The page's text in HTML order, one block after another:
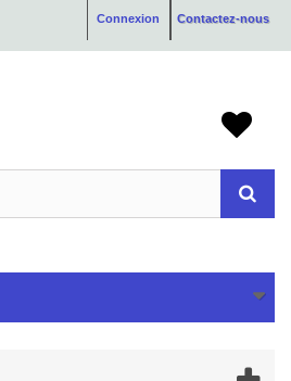
Contactez-nous
Connexion